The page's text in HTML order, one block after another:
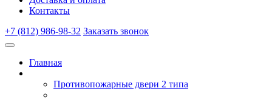
Контакты
+7 (812) 986-98-32 Заказать звонок
Главная
Противопожарные двери 2 типа